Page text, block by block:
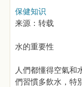
保健知识
来源：转载
水的重要性
人們都懂得空氣和
們習慣多飲水，特